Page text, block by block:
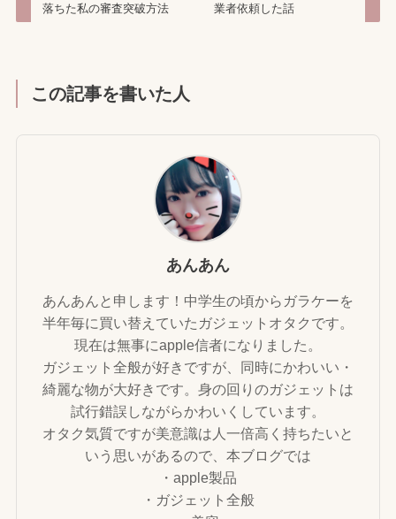
落ちた私の審査突破方法
業者依頼した話
この記事を書いた人
あんあん
あんあんと申します！中学生の頃からガラケーを
半年毎に買い替えていたガジェットオタクです。
現在は無事にapple信者になりました。
ガジェット全般が好きですが、同時にかわいい・
綺麗な物が大好きです。身の回りのガジェットは
試行錯誤しながらかわいくしています。
オタク気質ですが美意識は人一倍高く持ちたいと
いう思いがあるので、本ブログでは
・apple製品
・ガジェット全般